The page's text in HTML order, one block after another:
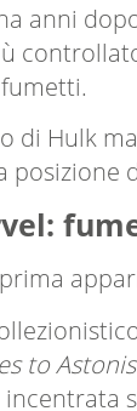
anni
di Hulk
posizione
to